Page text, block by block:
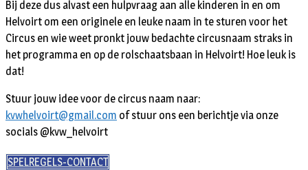
Bij deze dus alvast een hulpvraag aan alle kinderen in en om
Helvoirt om een originele en leuke naam in te sturen voor het
Circus en wie weet pronkt jouw bedachte circusnaam straks in
het programma en op de rolschaatsbaan in Helvoirt! Hoe leuk is
dat!
Stuur jouw idee voor de circus naam naar:
kvwhelvoirt@gmail.com of stuur ons een berichtje via onze
socials @kvw_helvoirt
SPELREGELS-CONTACT